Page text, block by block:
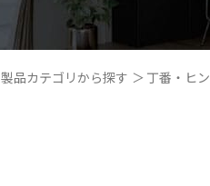
製品カテゴリから探す 丁番・ヒ